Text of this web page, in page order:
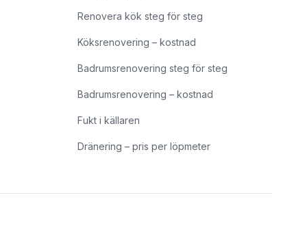
Renovera kök steg för steg
Köksrenovering – kostnad
Badrumsrenovering steg för steg
Badrumsrenovering – kostnad
Fukt i källaren
Dränering – pris per löpmeter